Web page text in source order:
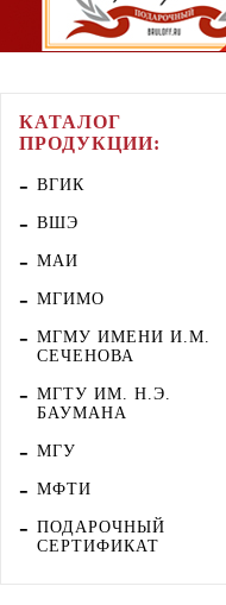
КАТАЛОГ
ПРОДУКЦИИ:
ВГИК
ВШЭ
МАИ
МГИМО
МГМУ ИМЕНИ И.М.
СЕЧЕНОВА
МГТУ ИМ. Н.Э.
БАУМАНА
МГУ
МФТИ
ПОДАРОЧНЫЙ
СЕРТИФИКАТ